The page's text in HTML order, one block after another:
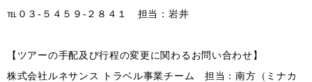
℡０３-５４５９-２８４１ 担当：岩井
【ツアーの手配及び行程の変更に関わるお問い合わせ】
株式会社ルネサンス トラベル事業チーム 担当：南方（ミナカ